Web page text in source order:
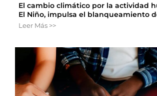
El cambio climático por la actividad
El Niño, impulsa el blanqueamiento
Leer Más >>